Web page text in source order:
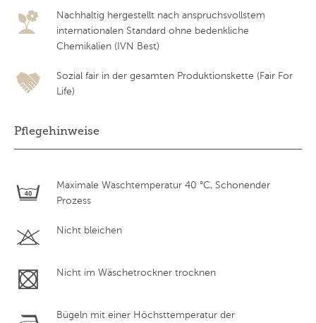
Nachhaltig hergestellt nach anspruchsvollstem
internationalen Standard ohne bedenkliche
Chemikalien (IVN Best)
Sozial fair in der gesamten Produktionskette (Fair For
Life)
Pflegehinweise
Maximale Waschtemperatur 40 °C, Schonender
Prozess
Nicht bleichen
Nicht im Wäschetrockner trocknen
Bügeln mit einer Höchsttemperatur der